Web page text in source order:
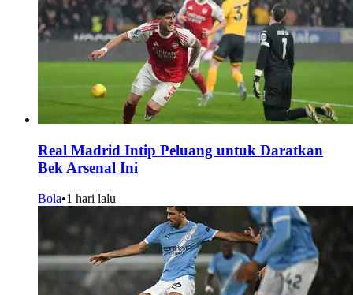
Real Madrid Intip Peluang untuk Daratkan
Bek Arsenal Ini
Bola•1 hari lalu